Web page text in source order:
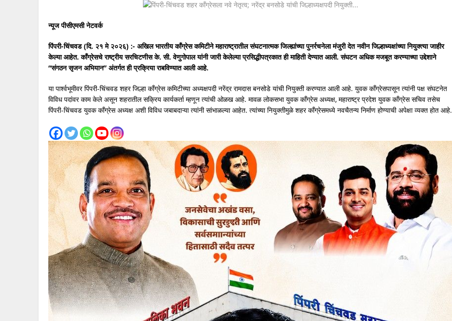
न्यूज पीसीएमसी नेटवर्क
पिंपरी-चिंचवड (दि. २१ मे २०२६) :- अखिल भारतीय काँग्रेस कमिटीने महाराष्ट्रातील संघटनात्मक जिल्ह्यांच्या पुनर्रचनेला मंजुरी देत नवीन जिल्हाध्यक्षांच्या नियुक्त्या जाहीर
केल्या आहेत. काँग्रेसचे राष्ट्रीय सरचिटणीस के. सी. वेणुगोपाल यांनी जारी केलेल्या प्रसिद्धीपत्रकात ही माहिती देण्यात आली. संघटन अधिक मजबूत करण्याच्या उद्देशाने
“संगठन सृजन अभियान” अंतर्गत ही प्रक्रिया राबविण्यात आली आहे.
या पार्श्वभूमीवर पिंपरी-चिंचवड शहर जिल्हा काँग्रेस कमिटीच्या अध्यक्षपदी नरेंद्र रामदास बनसोडे यांची नियुक्ती करण्यात आली आहे. युवक काँग्रेसपासून त्यांनी पक्ष संघटनेत
विविध पदांवर काम केले असून शहरातील सक्रिय कार्यकर्ता म्हणून त्यांची ओळख आहे. मावळ लोकसभा युवक काँग्रेस अध्यक्ष, महाराष्ट्र प्रदेश युवक काँग्रेस सचिव तसेच
पिंपरी-चिंचवड युवक काँग्रेस अध्यक्ष अशी विविध जबाबदाऱ्या त्यांनी सांभाळल्या आहेत. त्यांच्या नियुक्तीमुळे शहर काँग्रेसमध्ये नवचैतन्य निर्माण होण्याची अपेक्षा व्यक्त होत आहे.